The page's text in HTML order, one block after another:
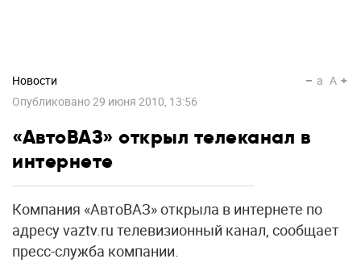
Новости
Опубликовано29 июня 2010, 13:56
a A
«АвтоВАЗ» открыл телеканал в
интернете
Компания «АвтоВАЗ» открыла в интернете по
адресу vaztv.ru телевизионный канал, сообщает
пресс-служба компании.